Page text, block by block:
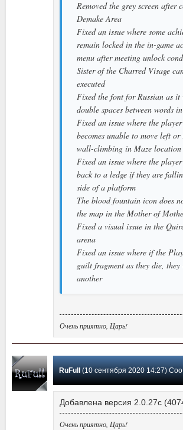
Removed the grey screen after
Demake Area
Fixed an issue where some
remain locked in the in-game
menu after meeting unlock
Sister of the Charred Visage
executed
Fixed the font for Russian as it
double spaces between words
Fixed an issue where the player
becomes unable to move left
wall-climbing in Maze location
Fixed an issue where the
back to a ledge if they are
side of a platform
The blood fountain icon does
the map in the Mother of
Fixed a visual issue in the
arena
Fixed an issue where if the
guilt fragment as they die,
another
Очень приятно, Царь!
RuFull (10 сентября 2020 14:27) Сообщение #4
Добавлена версия 2.0.27c
Очень приятно, Царь!